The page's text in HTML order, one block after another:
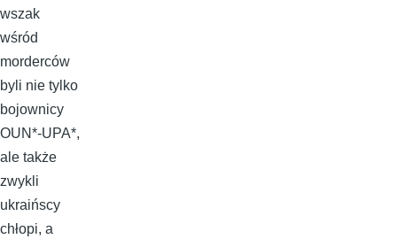
wszak
wśród
morderców
byli nie tylko
bojownicy
OUN*-UPA*,
ale także
zwykli
ukraińscy
chłopi, a